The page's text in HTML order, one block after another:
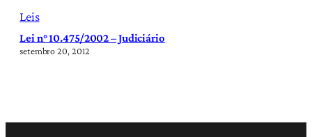
Leis
Lei n° 10.475/2002 – Judiciário
setembro 20, 2012